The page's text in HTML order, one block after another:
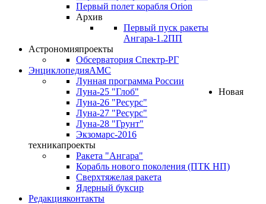
Первый полет корабля Orion
Архив
Первый пуск ракеты
Ангара-1.2ПП
Астрономияпроекты
Обсерватория Спектр-РГ
ЭнциклопедияАМС
Лунная программа России
Луна-25 "Глоб"
Луна-26 "Ресурс"
Луна-27 "Ресурс"
Луна-28 "Грунт"
Экзомарс-2016
Новая
техникапроекты
Ракета "Ангара"
Корабль нового поколения (ПТК НП)
Сверхтяжелая ракета
Ядерный буксир
Редакцияконтакты